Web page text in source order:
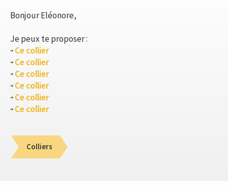
Bonjour Eléonore,
Je peux te proposer :
Ce collier
Ce collier
Ce collier
Ce collier
Ce collier
Ce collier
Colliers